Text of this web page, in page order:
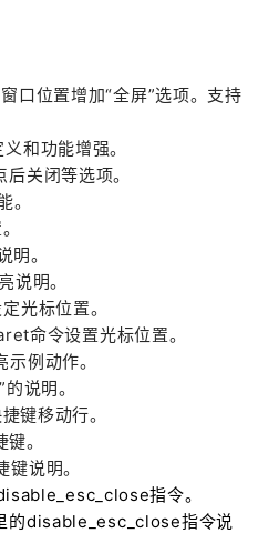
口位置增加“全屏”选项。支持
和功能增强。
关闭等选项。
。
。
说明。
光标位置。
命令设置光标位置。
例动作。
说明。
键移动行。
。
说明。
指令。
的disable_esc_close指令说